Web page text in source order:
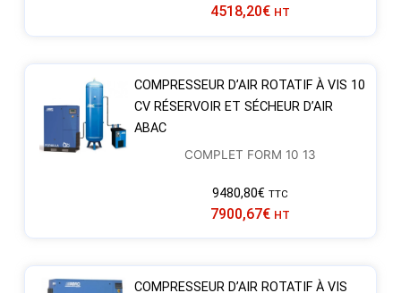
4518,20€ HT
COMPRESSEUR D’AIR ROTATIF À VIS 10
CV RÉSERVOIR ET SÉCHEUR D’AIR
ABAC
COMPLET FORM 10 13
9480,80€ TTC
7900,67€ HT
COMPRESSEUR D’AIR ROTATIF À VIS